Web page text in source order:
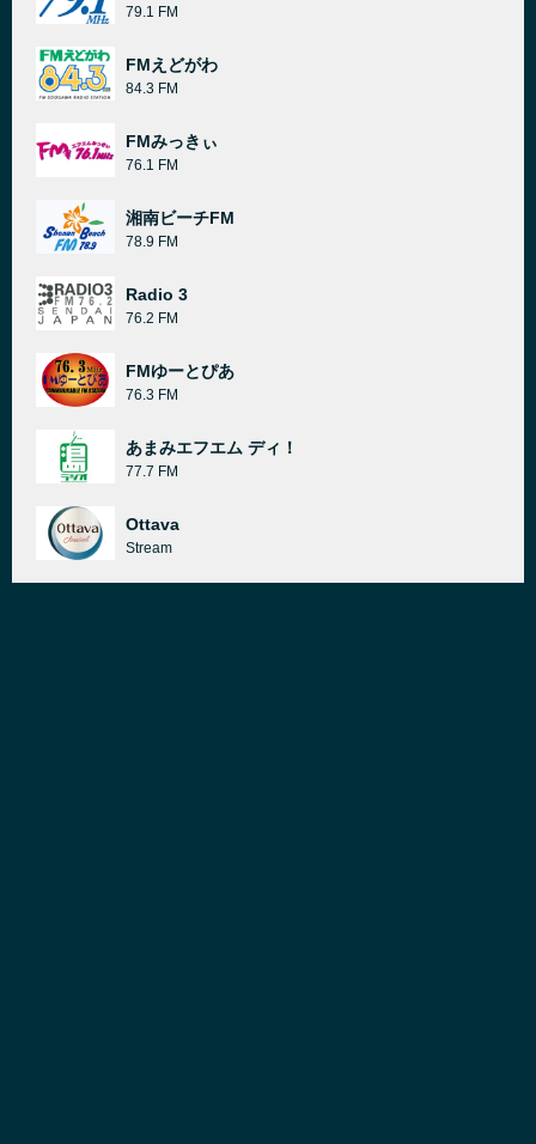
79.1 FM
FMえどがわ
84.3 FM
FMみっきぃ
76.1 FM
湘南ビーチFM
78.9 FM
Radio 3
76.2 FM
FMゆーとぴあ
76.3 FM
あまみエフエム ディ！
77.7 FM
Ottava
Stream